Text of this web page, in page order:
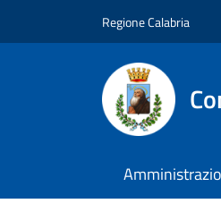
Regione Calabria